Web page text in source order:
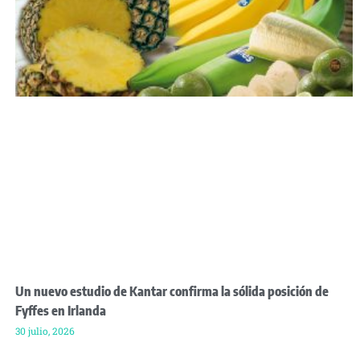
Un nuevo estudio de Kantar confirma la sólida posición de
Fyffes en Irlanda
30 julio, 2026